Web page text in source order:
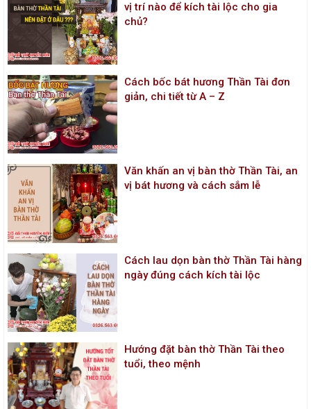
vị trí nào để kích tài lộc cho gia
chủ?
Cách bốc bát hương Thần Tài đơn
giản, chi tiết từ A – Z
Văn khấn an vị bàn thờ Thần Tài, an
vị bát hương và cách sắm lễ
Cách lau dọn bàn thờ Thần Tài hàng
ngày đúng cách kích tài lộc
Hướng đặt bàn thờ Thần Tài theo
tuổi, theo mệnh